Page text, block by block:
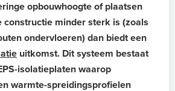
opbouwhoogte of plaatsen
constructie minder sterk is (zoals
ondervloeren) dan biedt een
uitkomst. Dit systeem bestaat
isolatieplaten waarop
warmte-spreidingsprofielen